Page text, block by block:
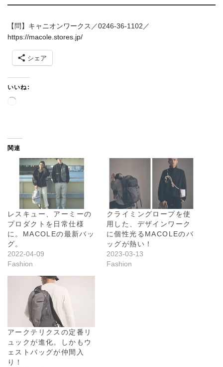
【問】キャニオンワークス／0246-36-1102／
https://macole.stores.jp/
シェア
いいね:
中
…
関連
レスキュー、アーミーの
プロダクトを日常仕様
に。MACOLEの最新バッ
グ。
2022-04-09
Fashion
クライミングロープを使
用した、デザインワーク
に個性光るMACOLEのバ
ッグが熱い！
2023-03-13
Fashion
アークテリクスの定番リ
ュックが進化。しかもウ
ェストバッグが仲間入
り！